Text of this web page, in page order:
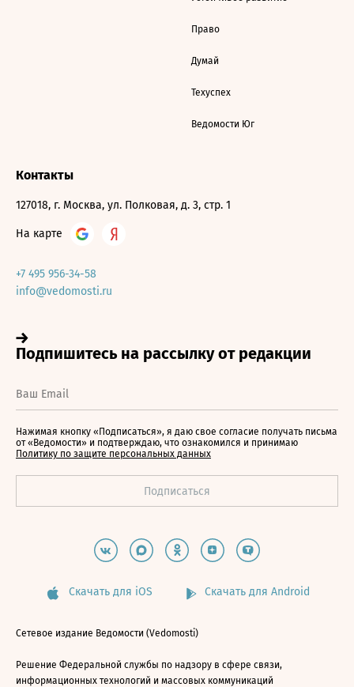
Право
Думай
Техуспех
Ведомости Юг
Контакты
127018, г. Москва, ул. Полковая, д. 3, стр. 1
На карте
+7 495 956-34-58
info@vedomosti.ru
Нажимая кнопку «Подписаться», я даю свое согласие получать письма
от «Ведомости» и подтверждаю, что ознакомился и принимаю
Политику по защите персональных данных
Скачать для iOS Скачать для Android
Сетевое издание Ведомости (Vedomosti)
Решение Федеральной службы по надзору в сфере связи,
информационных технологий и массовых коммуникаций